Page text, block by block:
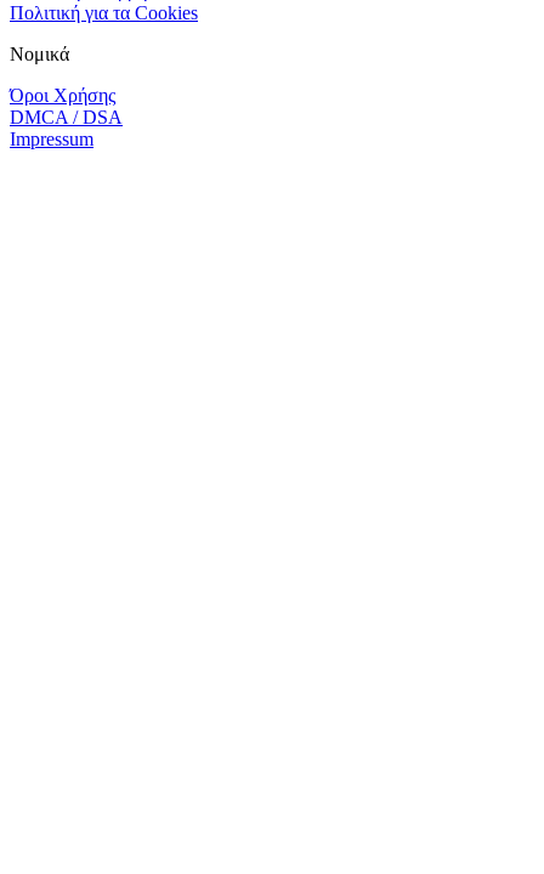
Πολιτική για τα Cookies
Νομικά
Όροι Χρήσης
DMCA / DSA
Impressum